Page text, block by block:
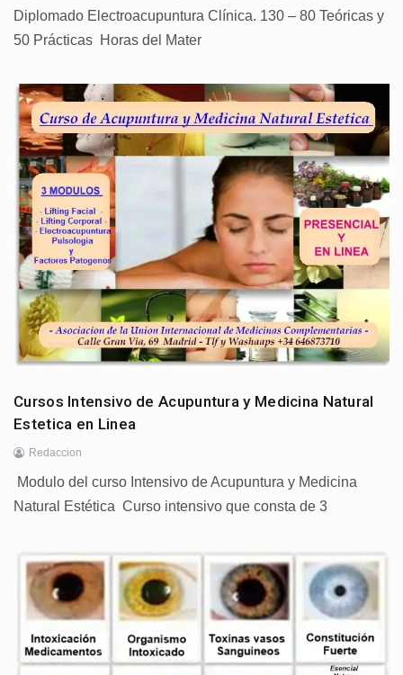
Diplomado Electroacupuntura Clínica. 130 – 80 Teóricas y
50 Prácticas Horas del Mater
Cursos Intensivo de Acupuntura y Medicina Natural
Estetica en Linea
Redaccion
Modulo del curso Intensivo de Acupuntura y Medicina
Natural Estética Curso intensivo que consta de 3